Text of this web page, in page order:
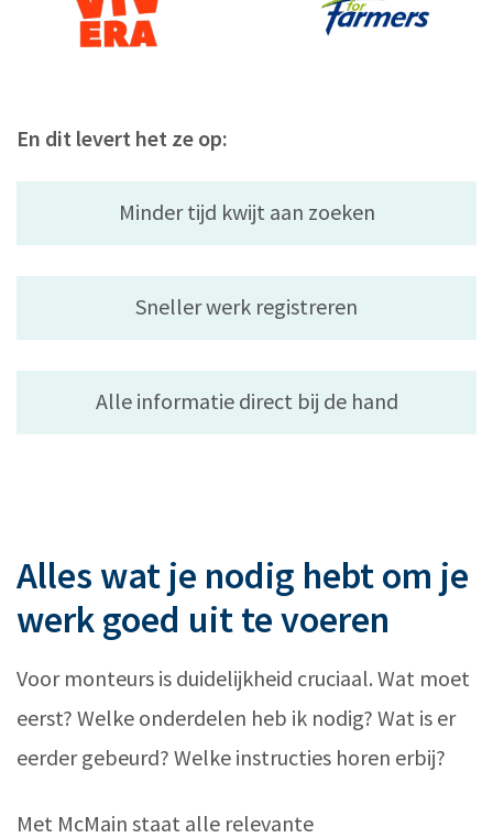
En dit levert het ze op:
Minder tijd kwijt aan zoeken
Sneller werk registreren
Alle informatie direct bij de hand
Alles wat je nodig hebt om je
werk goed uit te voeren
Voor monteurs is duidelijkheid cruciaal. Wat moet
eerst? Welke onderdelen heb ik nodig? Wat is er
eerder gebeurd? Welke instructies horen erbij?
Met McMain staat alle relevante